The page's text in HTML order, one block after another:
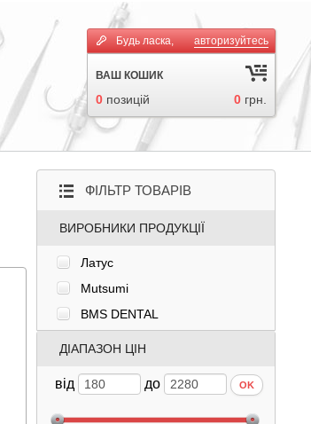
Будь ласка, авторизуйтесь
ВАШ КОШИК
0 позицій 0грн.
ФІЛЬТР ТОВАРІВ
ВИРОБНИКИ ПРОДУКЦІЇ
Латус
Mutsumi
BMS DENTAL
ДІАПАЗОН ЦІН
від до OK